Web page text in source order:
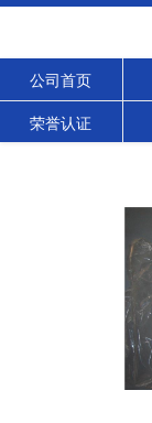
公司首页
荣誉认证